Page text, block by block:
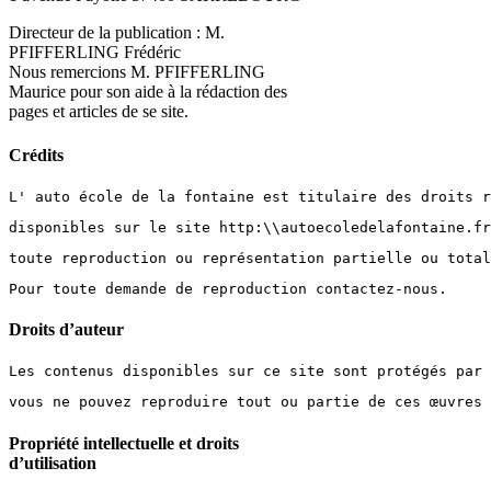
Directeur de la publication : M.
PFIFFERLING Frédéric
Nous remercions M. PFIFFERLING
Maurice pour son aide à la rédaction des
pages et articles de se site.
Crédits
L' auto école de la fontaine est titulaire des droits
disponibles sur le site
toute reproduction ou représentation partielle ou
Pour toute demande de reproduction contactez-nous.
Droits d’auteur
Les contenus disponibles sur ce site sont protégés
vous ne pouvez reproduire tout ou partie de ces
Propriété intellectuelle et droits
d’utilisation